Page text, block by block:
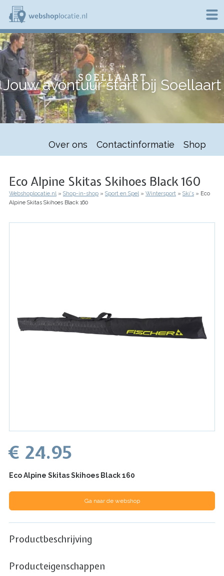
Overslaan
naar
de
inhoud
gaan
W
e
b
o
p
c
Jouw avontuur start bij Soellaart
Over ons Contactinformatie Shop
Eco Alpine Skitas Skihoes Black 160
Kruimelpad
Webshoplocatie.nl Shop-in-shop Sport en Spel Wintersport Ski's
Eco
Alpine Skitas Skihoes Black 160
€ 24.95
Eco Alpine Skitas Skihoes Black 160
Ga naar de webshop
Productbeschrijving
Producteigenschappen